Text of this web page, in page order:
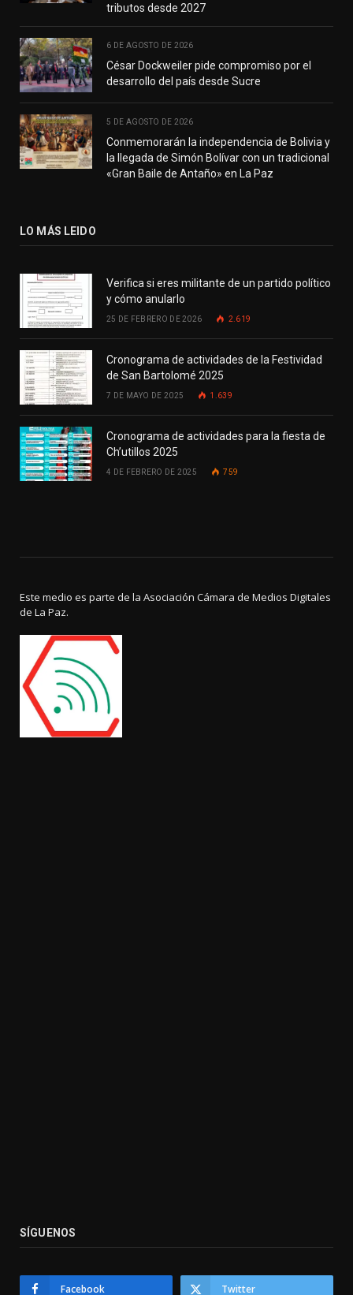
tributos desde 2027
6 DE AGOSTO DE 2026
César Dockweiler pide compromiso por el
desarrollo del país desde Sucre
5 DE AGOSTO DE 2026
Conmemorarán la independencia de Bolivia y
la llegada de Simón Bolívar con un tradicional
«Gran Baile de Antaño» en La Paz
LO MÁS LEIDO
Verifica si eres militante de un partido político
y cómo anularlo
25 DE FEBRERO DE 2026 2.619
Cronograma de actividades de la Festividad
de San Bartolomé 2025
7 DE MAYO DE 2025 1.639
Cronograma de actividades para la fiesta de
Ch’utillos 2025
4 DE FEBRERO DE 2025 759
Este medio es parte de la Asociación Cámara de Medios Digitales
de La Paz.
SÍGUENOS
Facebook Twitter